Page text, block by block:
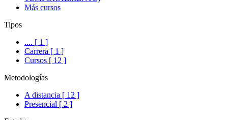
Más cursos
Tipos
.... [ 1 ]
Carrera [ 1 ]
Cursos [ 12 ]
Metodologías
A distancia [ 12 ]
Presencial [ 2 ]